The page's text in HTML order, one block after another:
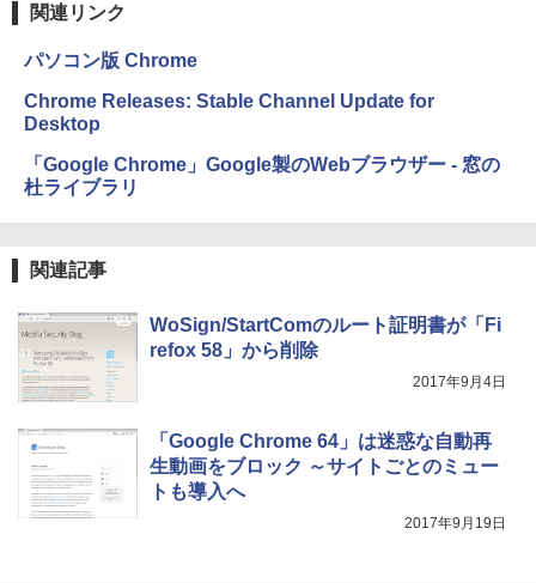
関連リンク
パソコン版 Chrome
Chrome Releases: Stable Channel Update for
Desktop
「Google Chrome」Google製のWebブラウザー - 窓の
杜ライブラリ
関連記事
WoSign/StartComのルート証明書が「Fi
refox 58」から削除
2017年9月4日
「Google Chrome 64」は迷惑な自動再
生動画をブロック ～サイトごとのミュー
トも導入へ
2017年9月19日